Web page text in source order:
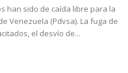
han sido de caída libre para la
Venezuela (Pdvsa). La fuga de
el desvío de...